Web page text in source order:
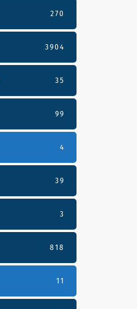
270
3904
35
99
4
39
3
818
11